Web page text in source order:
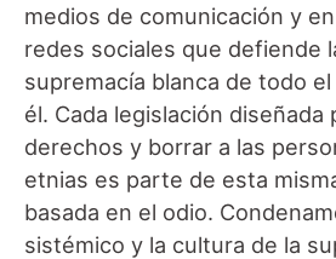
medios de comunicación y
redes sociales que defiende
supremacía blanca de todo
él. Cada legislación diseñada
derechos y borrar a las
etnias es parte de esta
basada en el odio.
sistémico y la cultura de la